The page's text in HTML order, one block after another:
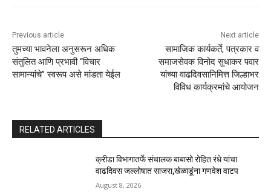
Previous article
तुमच्या भावनेला अनुसरून अधिक
संतुलित आणि प्रभावी “विचार
सामान्यांचे” स्वरूप असे मांडता येईल
Next article
सामाजिक कार्यकर्ते, पत्रकार व
समाजसेवक विनोद सुधाकर पवार
यांच्या वाढदिवसानिमित्त जिल्हाभर
विविध कार्यक्रमांचे आयोजन
RELATED ARTICLES
क्रीडा विभागातर्फे संचालक बाबासो रोहित रंधे यांचा
वाढदिवस जल्लोषात साजरा,खेळाडूंना गणवेश वाटप
August 8, 2026